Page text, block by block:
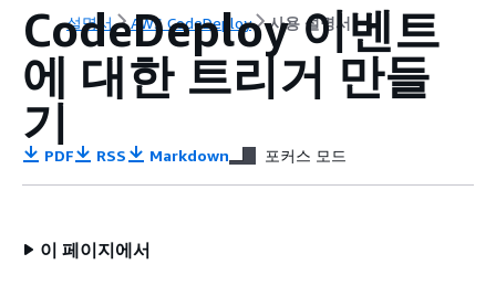
설명서 AWS CodeDeploy 사용 설명서
CodeDeploy 이벤트
에 대한 트리거 만들
기
PDF RSS Markdown 포커스 모드
이 페이지에서